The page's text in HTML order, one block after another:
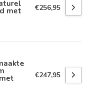
met €256,95
€247,95